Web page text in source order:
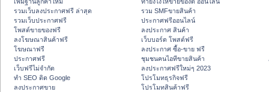
รวมเว็บลงประกาศฟรี ล่าสุด
รวมเว็บประกาศฟรี
โพสต์ขายของฟรี
ลงโฆษณาสินค้าฟรี
โฆษณาฟรี
ประกาศฟรี
เว็บฟรีไม่จำกัด
ทำ SEO ติด Google
ลงประกาศขาย
รวม SMFขายสินค้า
ประกาศฟรีออนไลน์
ลงประกาศ สินค้า
เว็บบอร์ด โพสต์ฟรี
ลงประกาศ ซื้อ-ขาย ฟรี
ชุมชนคนไอทีขายสินค้า
ลงประกาศฟรีใหม่ๆ 2023
โปรโมทธุรกิจฟรี
โปรโมทสินค้าฟรี